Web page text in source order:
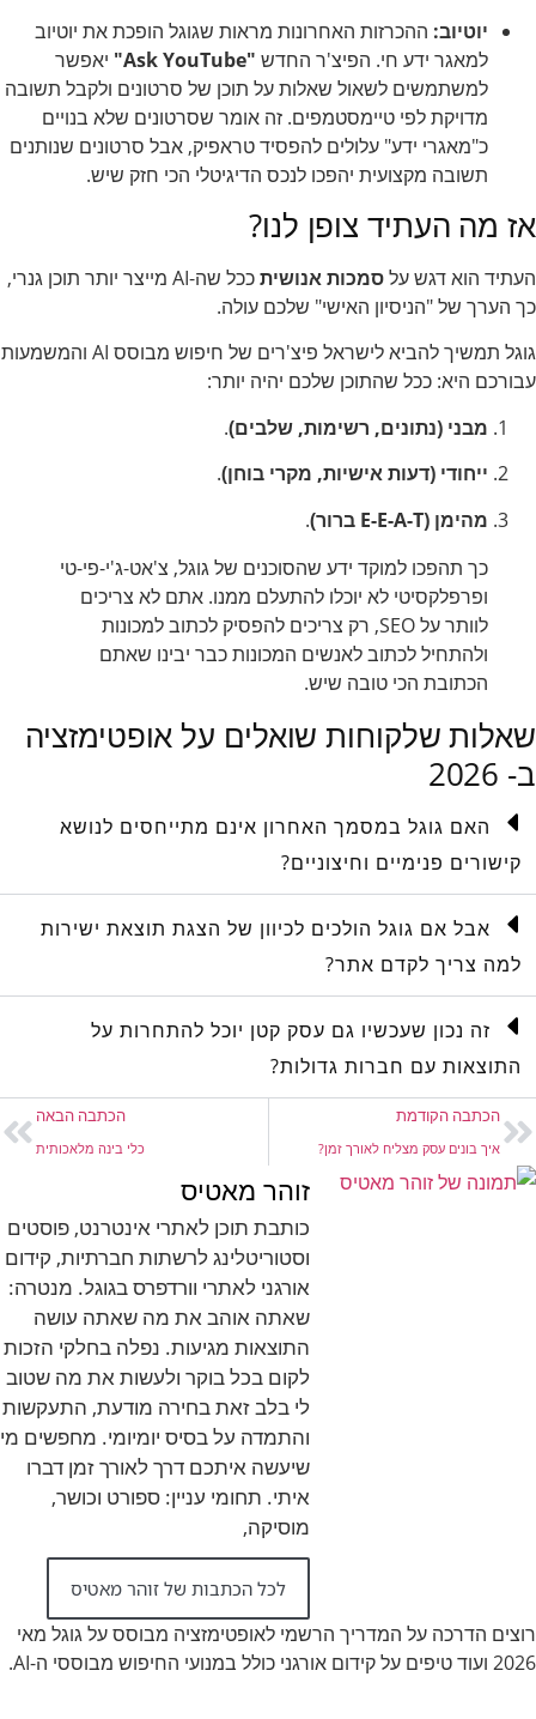
יוטיוב: ההכרזות האחרונות מראות שגוגל הופכת את יוטיוב
למאגר ידע חי. הפיצ'ר החדש "Ask YouTube"
יאפשר
למשתמשים לשאול שאלות על תוכן של סרטונים ולקבל תשובה
מדויקת לפי טיימסטמפים. זה אומר שסרטונים שלא בנויים
כ"מאגרי ידע" עלולים להפסיד טראפיק, אבל סרטונים שנותנים
תשובה מקצועית יהפכו לנכס הדיגיטלי הכי חזק שיש.
אז מה העתיד צופן לנו?
העתיד הוא דגש עלסמכות אנושית
ככל שה-AI מייצר יותר תוכן גנרי,
כך הערך של "הניסיון האישי" שלכם עולה.
גוגל תמשיך להביא לישראל פיצ'רים של חיפוש מבוסס AI והמשמעות
עבורכם היא: ככל שהתוכן שלכם יהיה יותר:
מבני (נתונים, רשימות, שלבים).
ייחודי (דעות אישיות, מקרי בוחן).
מהימן (E-E-A-T ברור)
.
כך תהפכו למוקד ידע שהסוכנים של גוגל, צ'אט-ג'י-פי-טי
ופרפלקסיטי לא יוכלו להתעלם ממנו. אתם לא צריכים
לוותר על SEO, רק צריכים להפסיק לכתוב למכונות
ולהתחיל לכתוב לאנשים המכונות כבר יבינו שאתם
הכתובת הכי טובה שיש.
שאלות שלקוחות שואלים על אופטימזציה
ב- 2026
האם גוגל במסמך האחרון אינם מתייחסים לנושא
קישורים פנימיים וחיצוניים?
אבל אם גוגל הולכים לכיוון של הצגת תוצאת ישירות
למה צריך לקדם אתר?
זה נכון שעכשיו גם עסק קטן יוכל להתחרות על
התוצאות עם חברות גדולות?
הכתבה הקודמת
איך בונים עסק מצליח לאורך זמן?
הכתבה הבאה
כלי בינה מלאכותית
זוהר מאטיס
כותבת תוכן לאתרי אינטרנט, פוסטים
וסטוריטלינג לרשתות חברתיות, קידום
אורגני לאתרי וורדפרס בגוגל. מנטרה:
שאתה אוהב את מה שאתה עושה
התוצאות מגיעות. נפלה בחלקי הזכות
לקום בכל בוקר ולעשות את מה שטוב
לי בלב זאת בחירה מודעת, התעקשות
והתמדה על בסיס יומיומי. מחפשים מי
שיעשה איתכם דרך לאורך זמן דברו
איתי. תחומי עניין: ספורט וכושר,
מוסיקה,
לכל הכתבות של זוהר מאטיס
רוצים הדרכה על המדריך הרשמי לאופטימזציה מבוסס על גוגל מאי
2026 ועוד טיפים על קידום אורגני כולל במנועי החיפוש מבוססי ה-AI.